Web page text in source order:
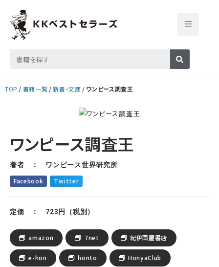
TOP 書籍一覧 新書・文庫 ワンピース調査王
ワンピース調査王
著者 ： ワンピース世界研究所
Facebook Twitter
定価 ： 723円（税別）
amazon 7net 紀伊国屋書店
e-hon honto HonyaClub